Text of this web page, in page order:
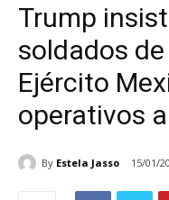
Trump
soldados
Ejército
operativos
By Estela Jasso 15/01/